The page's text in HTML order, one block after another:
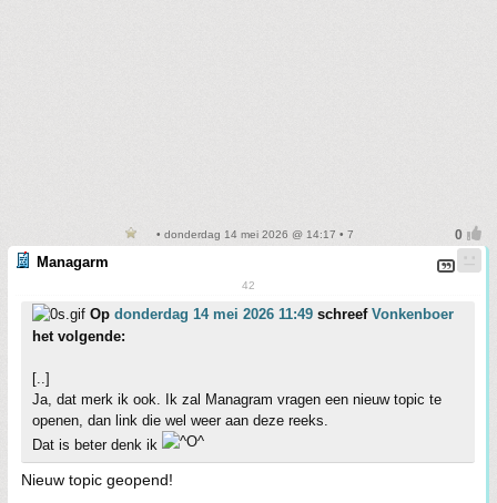
• donderdag 14 mei 2026 @ 14:17 • 7
Managarm
42
Op donderdag 14 mei 2026 11:49 schreef Vonkenboer
het volgende:
[..]
Ja, dat merk ik ook. Ik zal Managram vragen een nieuw topic te
openen, dan link die wel weer aan deze reeks.
Dat is beter denk ik
Nieuw topic geopend!